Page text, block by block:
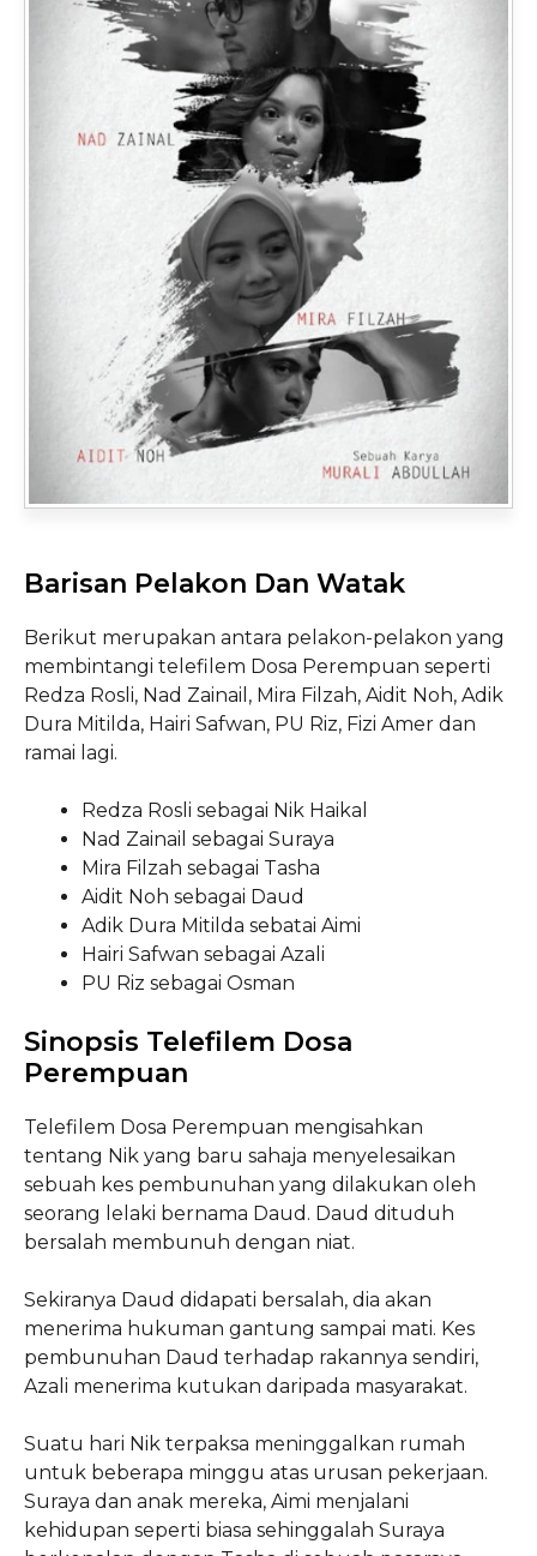
Barisan Pelakon Dan Watak
Berikut merupakan antara pelakon-pelakon yang
membintangi telefilem Dosa Perempuan seperti
Redza Rosli, Nad Zainail, Mira Filzah, Aidit Noh, Adik
Dura Mitilda, Hairi Safwan, PU Riz, Fizi Amer dan
ramai lagi.
Redza Rosli sebagai Nik Haikal
Nad Zainail sebagai Suraya
Mira Filzah sebagai Tasha
Aidit Noh sebagai Daud
Adik Dura Mitilda sebatai Aimi
Hairi Safwan sebagai Azali
PU Riz sebagai Osman
Sinopsis Telefilem Dosa
Perempuan
Telefilem Dosa Perempuan mengisahkan
tentang Nik yang baru sahaja menyelesaikan
sebuah kes pembunuhan yang dilakukan oleh
seorang lelaki bernama Daud. Daud dituduh
bersalah membunuh dengan niat.
Sekiranya Daud didapati bersalah, dia akan
menerima hukuman gantung sampai mati. Kes
pembunuhan Daud terhadap rakannya sendiri,
Azali menerima kutukan daripada masyarakat.
Suatu hari Nik terpaksa meninggalkan rumah
untuk beberapa minggu atas urusan pekerjaan.
Suraya dan anak mereka, Aimi menjalani
kehidupan seperti biasa sehinggalah Suraya